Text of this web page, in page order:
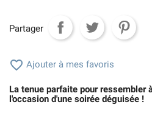
Partager
 Ajouter à mes favoris
La tenue parfaite pour ressembler
l'occasion d'une soirée déguisée !